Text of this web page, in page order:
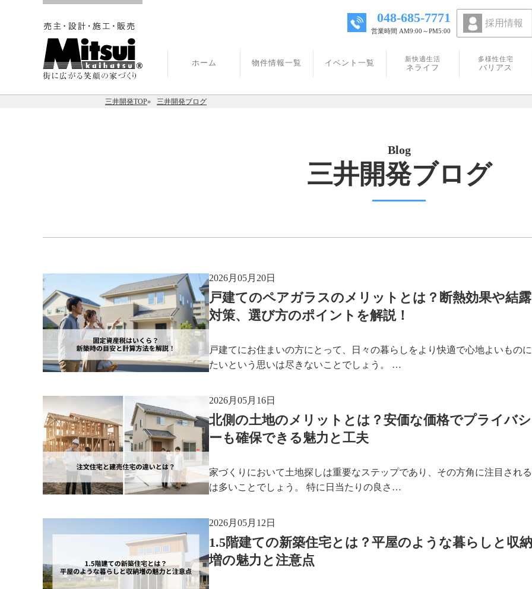
048-685-7771
営業時間 AM9:00～PM5:00
採用情報
ホーム 物件情報一覧 イベント一覧 新快適生活
ネライフ
多様性住宅
バリアス
三井開発TOP 三井開発ブログ
三井開発ブログ
2026月05月20日
戸建てのペアガラスのメリットとは？断熱効果や結露
対策、選び方のポイントを解説！
戸建てにお住まいの方にとって、日々の暮らしをより快適で心地よいもの
たいという思いは尽きないことでしょう。 …
2026月05月16日
北側の土地のメリットとは？安価な価格でプライバシ
ーも確保できる魅力と工夫
家づくりにおいて土地探しは重要なステップであり、その方角に注目され
は多いことでしょう。 特に日当たりの良さ…
2026月05月12日
1.5階建ての新築住宅とは？平屋のような暮らしと収納
増の魅力と注意点